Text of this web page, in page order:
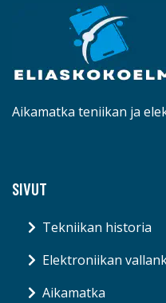
Aikamatka teniikan ja
SIVUT
Tekniikan historia
Elektroniikan
Aikamatka